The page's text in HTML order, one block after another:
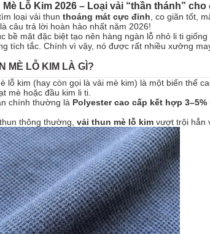
Mè Lỗ Kim 2026 – Loại vải “thần thánh”
loại vải thun thoáng mát cực đỉnh , co giãn tốt,
câu trả lời hoàn hảo nhất năm 2026!
bề mặt đặc biệt tạo nên hàng ngàn lỗ nhỏ li ti
tích tắc. Chính vì vậy, nó được rất nhiều xưởng
MÈ LỖ KIM LÀ GÌ?
lỗ kim (hay còn gọi là vải mè kim) là một biến thể
mè hoặc đầu kim li ti.
chính thường là Polyester cao cấp kết hợp 3–5%
thông thường, vải thun mè lỗ kim vượt trội hẳn